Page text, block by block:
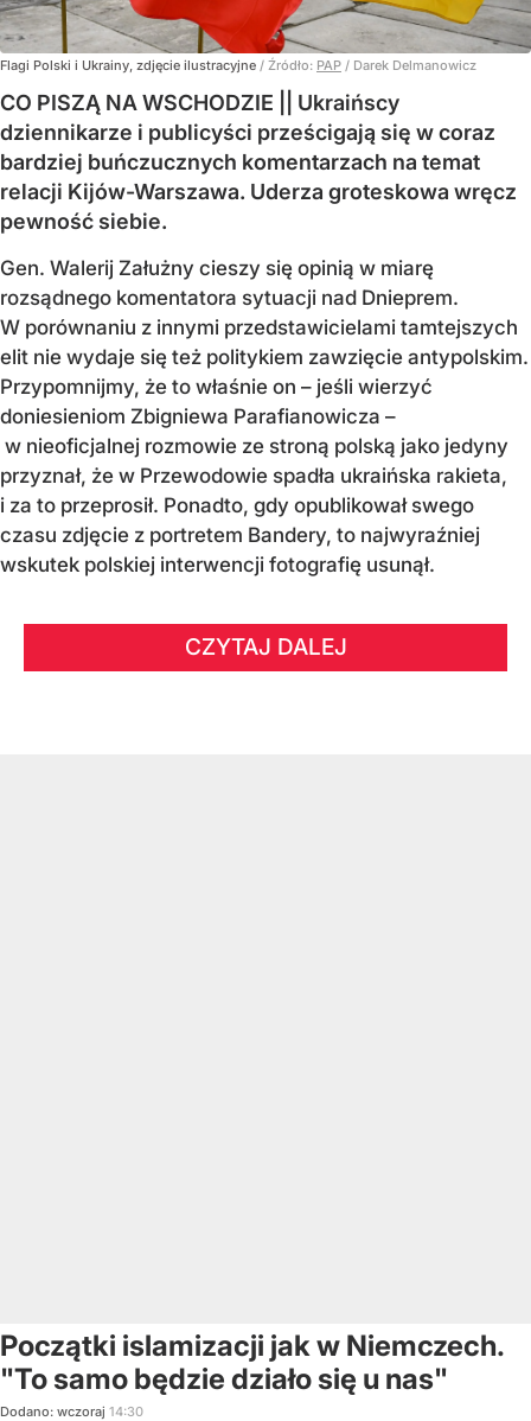
Flagi Polski i Ukrainy, zdjęcie ilustracyjne / Źródło: PAP / Darek Delmanowicz
CO PISZĄ NA WSCHODZIE || Ukraińscy
dziennikarze i publicyści prześcigają się w coraz
bardziej buńczucznych komentarzach na temat
relacji Kijów-Warszawa. Uderza groteskowa wręcz
pewność siebie.
Gen. Walerij Załużny cieszy się opinią w miarę
rozsądnego komentatora sytuacji nad Dnieprem.
W porównaniu z innymi przedstawicielami tamtejszych
elit nie wydaje się też politykiem zawzięcie antypolskim.
Przypomnijmy, że to właśnie on – jeśli wierzyć
doniesieniom Zbigniewa Parafianowicza –
w nieoficjalnej rozmowie ze stroną polską jako jedyny
przyznał, że w Przewodowie spadła ukraińska rakieta,
i za to przeprosił. Ponadto, gdy opublikował swego
czasu zdjęcie z portretem Bandery, to najwyraźniej
wskutek polskiej interwencji fotografię usunął.
CZYTAJ DALEJ
Początki islamizacji jak w Niemczech.
"To samo będzie działo się u nas"
Dodano: wczoraj 14:30